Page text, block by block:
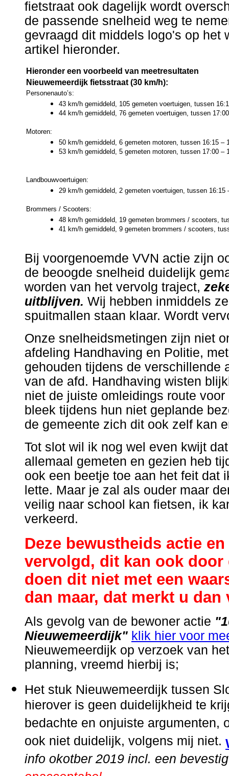
fietstraat ook dagelijk wordt
de passende snelheid weg te
gevraagd dit middels logo's op het
artikel hieronder.
Hieronder een voorbeeld van meetresultaten
Nieuwemeerdijk fietsstraat (30 km/h):
Personenauto’s:
43 km/h gemiddeld, 105 gemeten voertuigen, tussen
44 km/h gemiddeld, 76 gemeten voertuigen, tussen
Motoren:
50 km/h gemiddeld, 6 gemeten motoren, tussen 16:15 –
53 km/h gemiddeld, 5 gemeten motoren, tussen 17:00 –
Landbouwvoertuigen:
29 km/h gemiddeld, 2 gemeten voertuigen, tussen
Brommers / Scooters:
48 km/h gemiddeld, 19 gemeten brommers / scooters,
41 km/h gemiddeld, 9 gemeten brommers / scooters,
Bij voorgenoemde VVN actie zijn
de beoogde snelheid duidelijk
worden van het vervolg traject,
uitblijven. Wij hebben inmiddels
spuitmallen staan klaar. Wordt
Onze snelheidsmetingen zijn niet
afdeling Handhaving en Politie,
gehouden tijdens de verschillende
van de afd. Handhaving wisten
niet de juiste omleidings route
bleek tijdens hun niet geplande
de gemeente zich dit ook zelf kan
Tot slot wil ik nog wel even kwijt
allemaal gemeten en gezien heb
ook een beetje toe aan het feit dat
lette. Maar je zal als ouder maar
veilig naar school kan fietsen, ik
verkeerd.
Deze bewustheids actie
vervolgd, dit kan ook
doen dit niet met een
dan maar, dat merkt u dan
Als gevolg van de bewoner actie
Nieuwemeerdijk" klik hier voor
Nieuwemeerdijk op verzoek van
planning, vreemd hierbij is;
Het stuk Nieuwemeerdijk tussen
hierover is geen duidelijkheid te
bedachte en onjuiste argumenten,
ook niet duidelijk, volgens mij niet.
info okotber 2019 incl. een